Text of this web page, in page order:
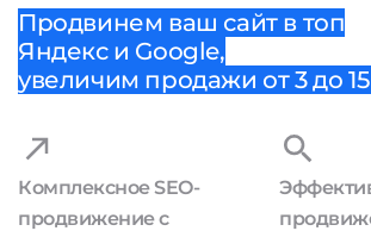
Продвинем ваш сайт в топ
Яндекс и Google,
увеличим продажи от 3 до
Комплексное SEO-
продвижение с